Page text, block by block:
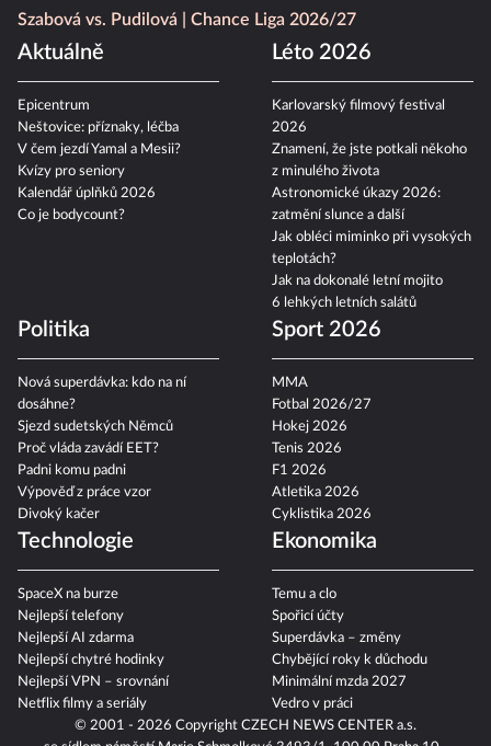
Szabová vs. Pudilová
Chance Liga 2026/27
Aktuálně
Epicentrum
Neštovice: příznaky, léčba
V čem jezdí Yamal a Mesii?
Kvízy pro seniory
Kalendář úplňků 2026
Co je bodycount?
Léto 2026
Karlovarský filmový festival
2026
Znamení, že jste potkali někoho
z minulého života
Astronomické úkazy 2026:
zatmění slunce a další
Jak obléci miminko při vysokých
teplotách?
Jak na dokonalé letní mojito
6 lehkých letních salátů
Politika
Nová superdávka: kdo na ní
dosáhne?
Sjezd sudetských Němců
Proč vláda zavádí EET?
Padni komu padni
Výpověď z práce vzor
Divoký kačer
Sport 2026
MMA
Fotbal 2026/27
Hokej 2026
Tenis 2026
F1 2026
Atletika 2026
Cyklistika 2026
Technologie
SpaceX na burze
Nejlepší telefony
Nejlepší AI zdarma
Nejlepší chytré hodinky
Nejlepší VPN – srovnání
Netflix filmy a seriály
Ekonomika
Temu a clo
Spořicí účty
Superdávka – změny
Chybějící roky k důchodu
Minimální mzda 2027
Vedro v práci
© 2001 - 2026 Copyright CZECH NEWS CENTER a.s.